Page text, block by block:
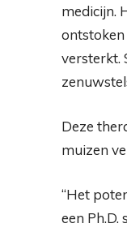
medicijn.
versterkt.
Deze
muizen
“Het
een